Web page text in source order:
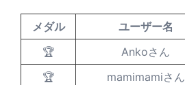
メダル ユーザー名
🏆
Ankoさん
🏆
mamimamiさん